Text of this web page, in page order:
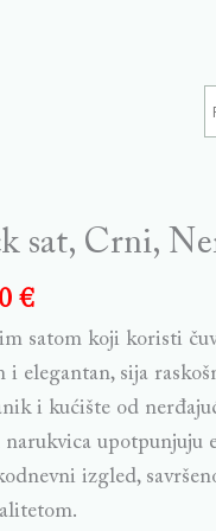
sat, Crni,
€
satom koji koristi
i elegantan, sija
i kućište od
upotpunjuju
izgled,